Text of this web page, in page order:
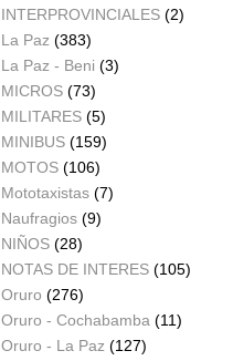
INTERPROVINCIALES (2)
La Paz (383)
La Paz - Beni (3)
MICROS (73)
MILITARES (5)
MINIBUS (159)
MOTOS (106)
Mototaxistas (7)
Naufragios (9)
NIÑOS (28)
NOTAS DE INTERES (105)
Oruro (276)
Oruro - Cochabamba (11)
Oruro - La Paz (127)